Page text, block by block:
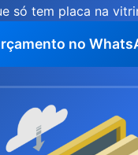
só tem placa na
no